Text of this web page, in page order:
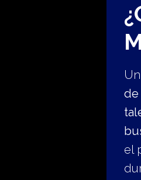
de
el